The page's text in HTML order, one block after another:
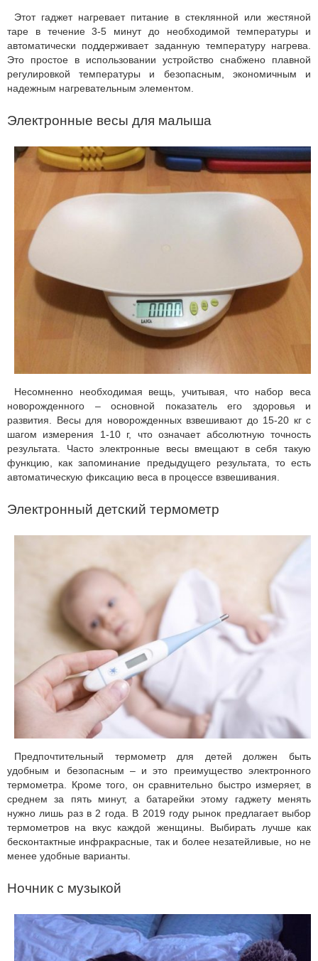
Этот гаджет нагревает питание в стеклянной или жестяной
таре в течение 3-5 минут до необходимой температуры и
автоматически поддерживает заданную температуру нагрева.
Это простое в использовании устройство снабжено плавной
регулировкой температуры и безопасным, экономичным и
надежным нагревательным элементом.
Электронные весы для малыша
Несомненно необходимая вещь, учитывая, что набор веса
новорожденного – основной показатель его здоровья и
развития. Весы для новорожденных взвешивают до 15-20 кг с
шагом измерения 1-10 г, что означает абсолютную точность
результата. Часто электронные весы вмещают в себя такую
функцию, как запоминание предыдущего результата, то есть
автоматическую фиксацию веса в процессе взвешивания.
Электронный детский термометр
Предпочтительный термометр для детей должен быть
удобным и безопасным – и это преимущество электронного
термометра. Кроме того, он сравнительно быстро измеряет, в
среднем за пять минут, а батарейки этому гаджету менять
нужно лишь раз в 2 года. В 2019 году рынок предлагает выбор
термометров на вкус каждой женщины. Выбирать лучше как
бесконтактные инфракрасные, так и более незатейливые, но не
менее удобные варианты.
Ночник с музыкой